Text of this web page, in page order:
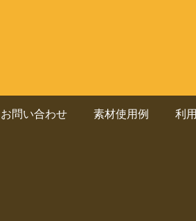
お問い合わせ 素材使用例 利